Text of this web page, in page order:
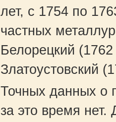
лет, с 1754 по
частных
Белорецкий (1762
Златоустовский
Точных данных о
за это время нет.